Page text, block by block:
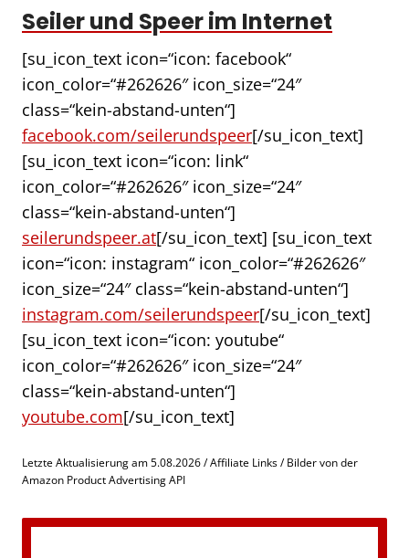
Seiler und Speer im Internet
[su_icon_text icon=“icon: facebook“
icon_color=“#262626″ icon_size=“24″
class=“kein-abstand-unten“]
facebook.com/seilerundspeer[/su_icon_text]
[su_icon_text icon=“icon: link“
icon_color=“#262626″ icon_size=“24″
class=“kein-abstand-unten“]
seilerundspeer.at[/su_icon_text] [su_icon_text
icon=“icon: instagram“ icon_color=“#262626″
icon_size=“24″ class=“kein-abstand-unten“]
instagram.com/seilerundspeer[/su_icon_text]
[su_icon_text icon=“icon: youtube“
icon_color=“#262626″ icon_size=“24″
class=“kein-abstand-unten“]
youtube.com[/su_icon_text]
Letzte Aktualisierung am 5.08.2026 / Affiliate Links / Bilder von der
Amazon Product Advertising API